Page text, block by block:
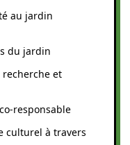
au jardin
du jardin
et
responsable
culturel à travers